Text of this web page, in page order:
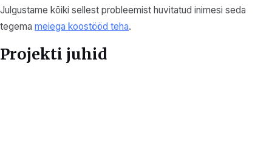
Julgustame kõiki sellest probleemist huvitatud inimesi seda
tegema meiega koostööd teha.
Projekti juhid